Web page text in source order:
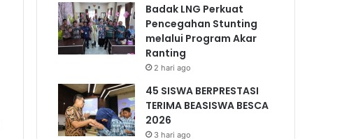
Badak LNG Perkuat
Pencegahan Stunting
melalui Program Akar
Ranting
2 hari ago
45 SISWA BERPRESTASI
TERIMA BEASISWA BESCA
2026
3 hari ago